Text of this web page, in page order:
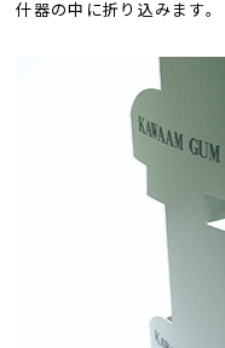
什器の中に折り込みます。